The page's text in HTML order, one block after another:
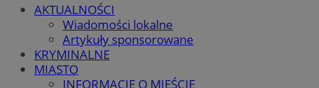
AKTUALNOŚCI
Wiadomości lokalne
Artykuły sponsorowane
KRYMINALNE
MIASTO
INFORMACJE O MIEŚCIE